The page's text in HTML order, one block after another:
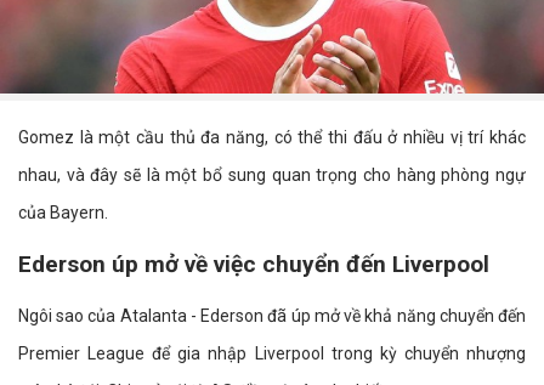
Gomez là một cầu thủ đa năng, có thể thi đấu ở nhiều vị trí khác
nhau, và đây sẽ là một bổ sung quan trọng cho hàng phòng ngự
của Bayern.
Ederson úp mở về việc chuyển đến Liverpool
Ngôi sao của Atalanta - Ederson đã úp mở về khả năng chuyển đến
Premier League để gia nhập Liverpool trong kỳ chuyển nhượng